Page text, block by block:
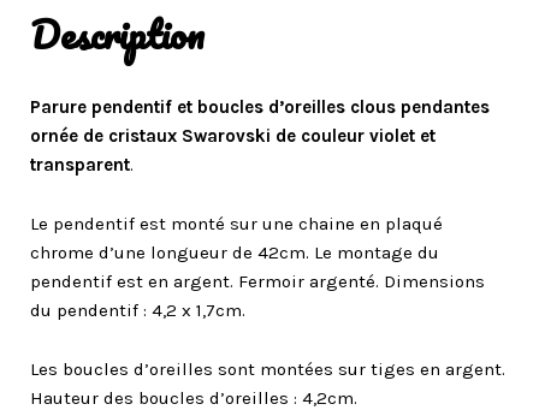
Description
Parure pendentif et boucles d’oreilles clous pendantes
ornée de cristaux Swarovski de couleur violet et
transparent.
Le pendentif est monté sur une chaine en plaqué
chrome d’une longueur de 42cm. Le montage du
pendentif est en argent. Fermoir argenté. Dimensions
du pendentif : 4,2 x 1,7cm.
Les boucles d’oreilles sont montées sur tiges en argent.
Hauteur des boucles d’oreilles : 4,2cm.